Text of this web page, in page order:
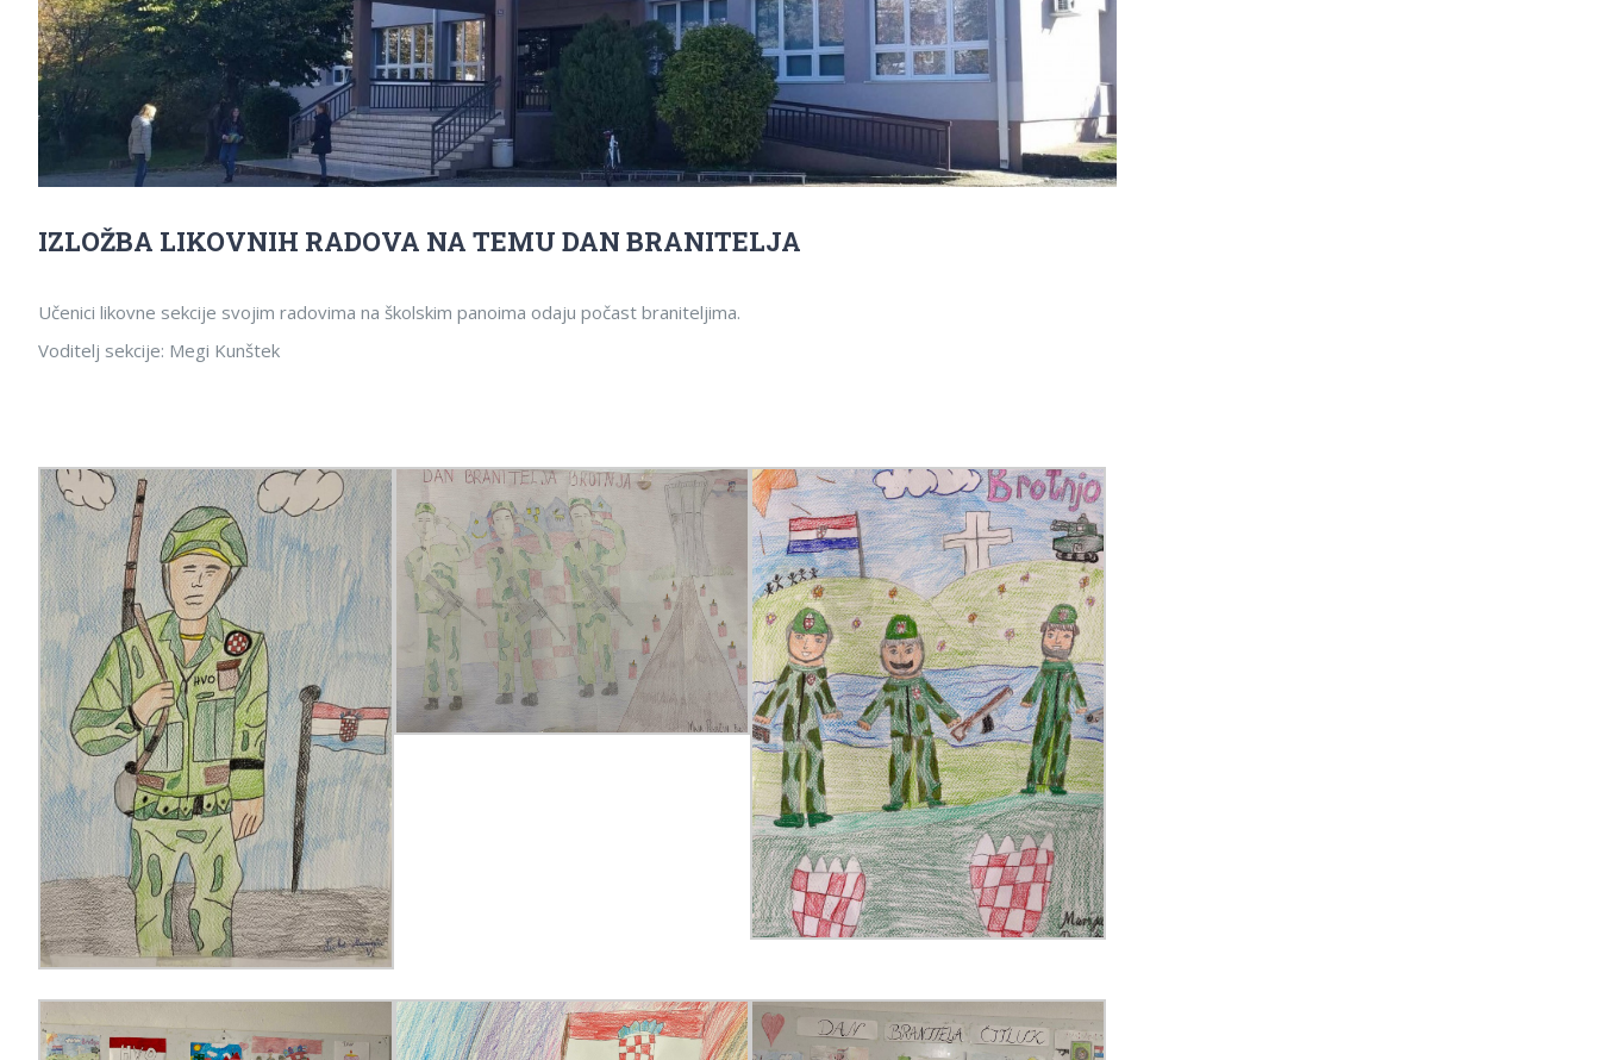
IZLOŽBA LIKOVNIH RADOVA NA TEMU DAN BRANITELJA
Učenici likovne sekcije svojim radovima na školskim panoima odaju počast braniteljima.
Voditelj sekcije: Megi Kunštek